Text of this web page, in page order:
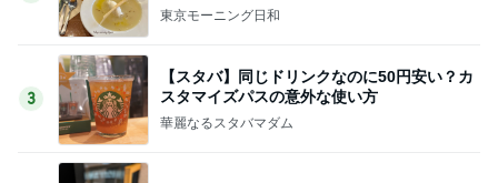
東京モーニング日和
3
【スタバ】同じドリンクなのに50円安い？カ
スタマイズパスの意外な使い方
華麗なるスタバマダム